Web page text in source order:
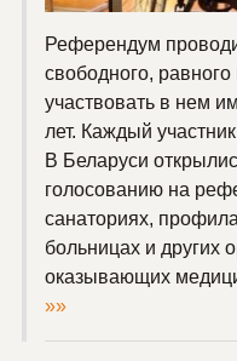
Референдум
свободного,
участвовать в нем
лет. Каждый
В Беларуси
голосованию на
санаториях,
больницах и других
оказывающих
»»